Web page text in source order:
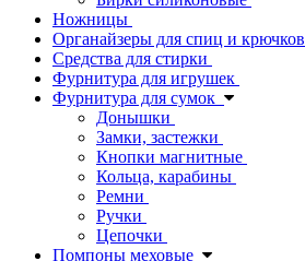
Ножницы
Органайзеры для спиц и крючков
Средства для стирки
Фурнитура для игрушек
Фурнитура для сумок
Донышки
Замки, застежки
Кнопки магнитные
Кольца, карабины
Ремни
Ручки
Цепочки
Помпоны меховые